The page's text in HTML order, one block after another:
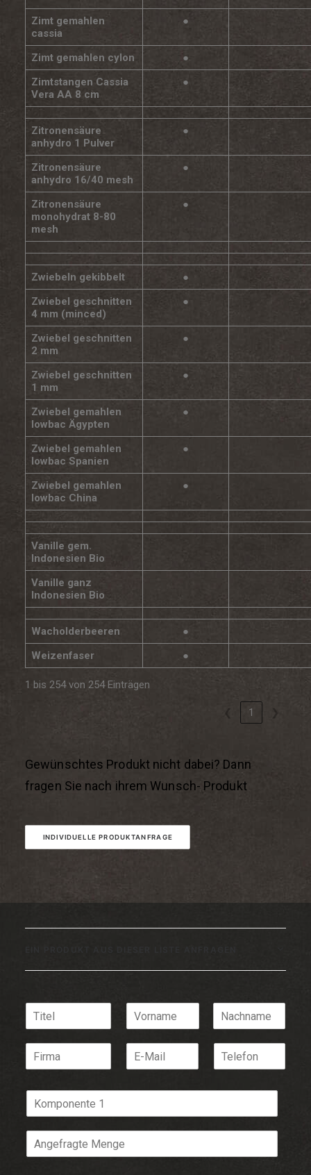
Zimt gemahlen
cassia
●
Zimt gemahlen cylon
●
Zimtstangen Cassia
Vera AA 8 cm
●
Zitronensäure
anhydro 1 Pulver
●
Zitronensäure
anhydro 16/40 mesh
●
Zitronensäure
monohydrat 8-80
mesh
●
Zwiebeln gekibbelt
●
Zwiebel geschnitten
4 mm (minced)
●
Zwiebel geschnitten
2 mm
●
Zwiebel geschnitten
1 mm
●
Zwiebel gemahlen
lowbac Ägypten
●
Zwiebel gemahlen
lowbac Spanien
●
Zwiebel gemahlen
lowbac China
●
Vanille gem.
Indonesien Bio
Vanille ganz
Indonesien Bio
Wacholderbeeren
●
Weizenfaser
●
1 bis 254 von 254 Einträgen
❮ 1 ❯
Gewünschtes Produkt nicht dabei? Dann
fragen Sie nach ihrem Wunsch- Produkt
INDIVIDUELLE PRODUKTANFRAGE